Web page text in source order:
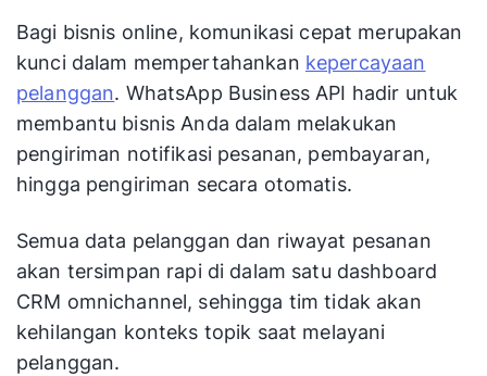
Bagi bisnis online, komunikasi cepat merupakan
kunci dalam mempertahankan kepercayaan
pelanggan. WhatsApp Business API hadir untuk
membantu bisnis Anda dalam melakukan
pengiriman notifikasi pesanan, pembayaran,
hingga pengiriman secara otomatis.
Semua data pelanggan dan riwayat pesanan
akan tersimpan rapi di dalam satu dashboard
CRM omnichannel, sehingga tim tidak akan
kehilangan konteks topik saat melayani
pelanggan.